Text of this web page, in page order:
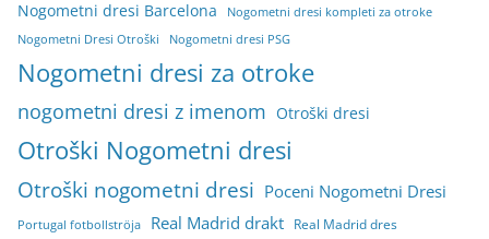
Nogometni dresi Barcelona
Nogometni dresi kompleti za otroke
Nogometni Dresi Otroški
Nogometni dresi PSG
Nogometni dresi za otroke
nogometni dresi z imenom Otroški dresi
Otroški Nogometni dresi
Otroški nogometni dresi Poceni Nogometni Dresi
Portugal fotbollströja Real Madrid drakt Real Madrid dres